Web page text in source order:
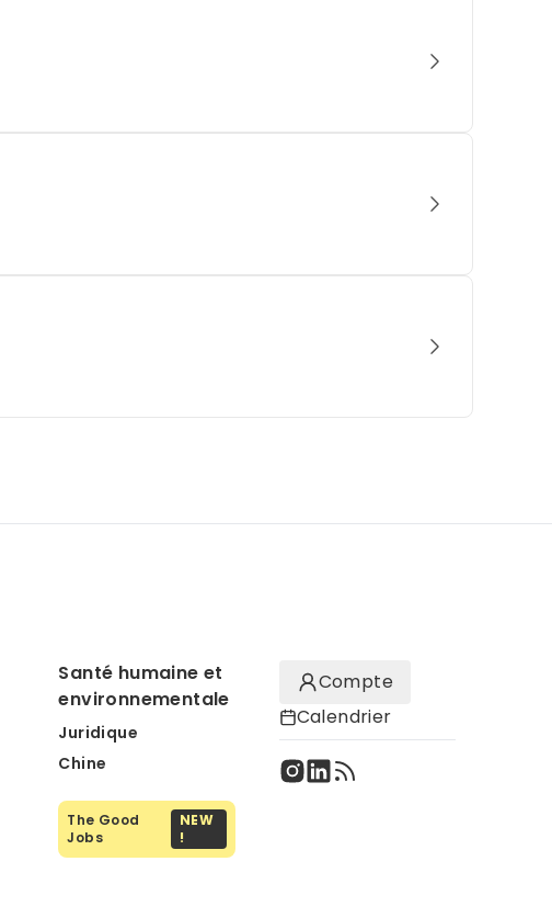
Santé humaine et
environnementale
Juridique
Chine
The Good
Jobs
NEW
!
Compte
Calendrier